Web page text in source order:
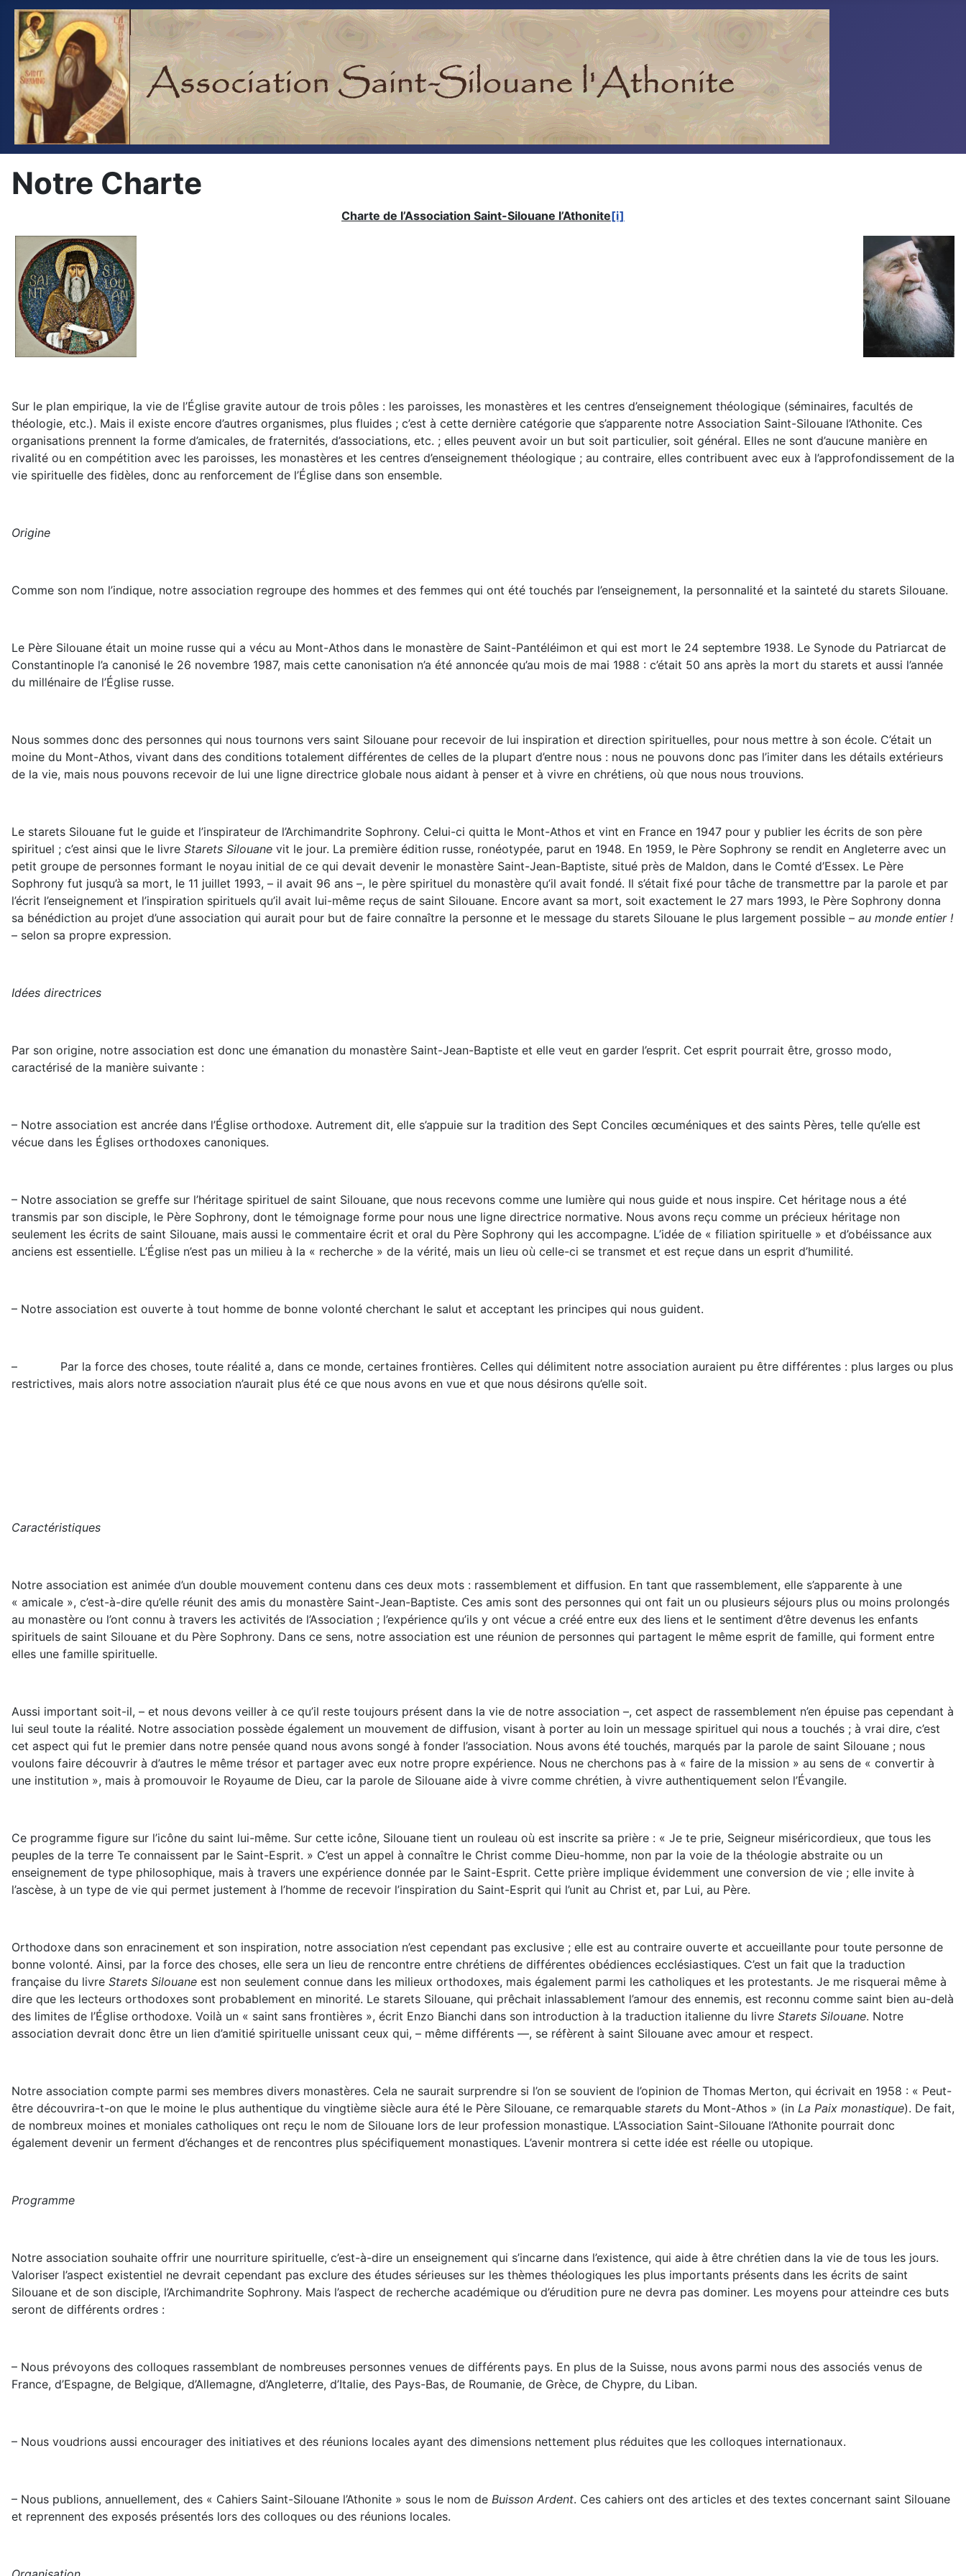
Notre Charte
Charte de l’Association Saint-Silouane l’Athonite[i]
Sur le plan empirique, la vie de l’Église gravite autour de trois pôles : les paroisses, les monastères et les centres d’enseignement théologique (séminaires, facultés de
théologie, etc.). Mais il existe encore d’autres organismes, plus fluides ; c’est à cette dernière catégorie que s’apparente notre Association Saint-Silouane l’Athonite. Ces
organisations prennent la forme d’amicales, de fraternités, d’associations, etc. ; elles peuvent avoir un but soit particulier, soit général. Elles ne sont d’aucune manière en
rivalité ou en compétition avec les paroisses, les monastères et les centres d’enseignement théologique ; au contraire, elles contribuent avec eux à l’approfondissement de la
vie spirituelle des fidèles, donc au renforcement de l’Église dans son ensemble.
Origine
Comme son nom l’indique, notre association regroupe des hommes et des femmes qui ont été touchés par l’enseignement, la personnalité et la sainteté du starets Silouane.
Le Père Silouane était un moine russe qui a vécu au Mont-Athos dans le monastère de Saint-Pantéléimon et qui est mort le 24 septembre 1938. Le Synode du Patriarcat de
Constantinople l’a canonisé le 26 novembre 1987, mais cette canonisation n’a été annoncée qu’au mois de mai 1988 : c’était 50 ans après la mort du starets et aussi l’année
du millénaire de l’Église russe.
Nous sommes donc des personnes qui nous tournons vers saint Silouane pour recevoir de lui inspiration et direction spirituelles, pour nous mettre à son école. C’était un
moine du Mont-Athos, vivant dans des conditions totalement différentes de celles de la plupart d’entre nous : nous ne pouvons donc pas l’imiter dans les détails extérieurs
de la vie, mais nous pouvons recevoir de lui une ligne directrice globale nous aidant à penser et à vivre en chrétiens, où que nous nous trouvions.
Le starets Silouane fut le guide et l’inspirateur de l’Archimandrite Sophrony. Celui-ci quitta le Mont-Athos et vint en France en 1947 pour y publier les écrits de son père
spirituel ; c’est ainsi que le livre Starets Silouane vit le jour. La première édition russe, ronéotypée, parut en 1948. En 1959, le Père Sophrony se rendit en Angleterre avec un
petit groupe de personnes formant le noyau initial de ce qui devait devenir le monastère Saint-Jean-Baptiste, situé près de Maldon, dans le Comté d’Essex. Le Père
Sophrony fut jusqu’à sa mort, le 11 juillet 1993, – il avait 96 ans –, le père spirituel du monastère qu’il avait fondé. Il s’était fixé pour tâche de transmettre par la parole et par
l’écrit l’enseignement et l’inspiration spirituels qu’il avait lui-même reçus de saint Silouane. Encore avant sa mort, soit exactement le 27 mars 1993, le Père Sophrony donna
sa bénédiction au projet d’une association qui aurait pour but de faire connaître la personne et le message du starets Silouane le plus largement possible – au monde entier !
– selon sa propre expression.
Idées directrices
Par son origine, notre association est donc une émanation du monastère Saint-Jean-Baptiste et elle veut en garder l’esprit. Cet esprit pourrait être, grosso modo,
caractérisé de la manière suivante :
– Notre association est ancrée dans l’Église orthodoxe. Autrement dit, elle s’appuie sur la tradition des Sept Conciles œcuméniques et des saints Pères, telle qu’elle est
vécue dans les Églises orthodoxes canoniques.
– Notre association se greffe sur l’héritage spirituel de saint Silouane, que nous recevons comme une lumière qui nous guide et nous inspire. Cet héritage nous a été
transmis par son disciple, le Père Sophrony, dont le témoignage forme pour nous une ligne directrice normative. Nous avons reçu comme un précieux héritage non
seulement les écrits de saint Silouane, mais aussi le commentaire écrit et oral du Père Sophrony qui les accompagne. L’idée de « filiation spirituelle » et d’obéissance aux
anciens est essentielle. L’Église n’est pas un milieu à la « recherche » de la vérité, mais un lieu où celle-ci se transmet et est reçue dans un esprit d’humilité.
– Notre association est ouverte à tout homme de bonne volonté cherchant le salut et acceptant les principes qui nous guident.
– Par la force des choses, toute réalité a, dans ce monde, certaines frontières. Celles qui délimitent notre association auraient pu être différentes : plus larges ou plus
restrictives, mais alors notre association n’aurait plus été ce que nous avons en vue et que nous désirons qu’elle soit.
Caractéristiques
Notre association est animée d’un double mouvement contenu dans ces deux mots : rassemblement et diffusion. En tant que rassemblement, elle s’apparente à une
« amicale », c’est-à-dire qu’elle réunit des amis du monastère Saint-Jean-Baptiste. Ces amis sont des personnes qui ont fait un ou plusieurs séjours plus ou moins prolongés
au monastère ou l’ont connu à travers les activités de l’Association ; l’expérience qu’ils y ont vécue a créé entre eux des liens et le sentiment d’être devenus les enfants
spirituels de saint Silouane et du Père Sophrony. Dans ce sens, notre association est une réunion de personnes qui partagent le même esprit de famille, qui forment entre
elles une famille spirituelle.
Aussi important soit-il, – et nous devons veiller à ce qu’il reste toujours présent dans la vie de notre association –, cet aspect de rassemblement n’en épuise pas cependant à
lui seul toute la réalité. Notre association possède également un mouvement de diffusion, visant à porter au loin un message spirituel qui nous a touchés ; à vrai dire, c’est
cet aspect qui fut le premier dans notre pensée quand nous avons songé à fonder l’association. Nous avons été touchés, marqués par la parole de saint Silouane ; nous
voulons faire découvrir à d’autres le même trésor et partager avec eux notre propre expérience. Nous ne cherchons pas à « faire de la mission » au sens de « convertir à
une institution », mais à promouvoir le Royaume de Dieu, car la parole de Silouane aide à vivre comme chrétien, à vivre authentiquement selon l’Évangile.
Ce programme figure sur l’icône du saint lui-même. Sur cette icône, Silouane tient un rouleau où est inscrite sa prière : « Je te prie, Seigneur miséricordieux, que tous les
peuples de la terre Te connaissent par le Saint-Esprit. » C’est un appel à connaître le Christ comme Dieu-homme, non par la voie de la théologie abstraite ou un
enseignement de type philosophique, mais à travers une expérience donnée par le Saint-Esprit. Cette prière implique évidemment une conversion de vie ; elle invite à
l’ascèse, à un type de vie qui permet justement à l’homme de recevoir l’inspiration du Saint-Esprit qui l’unit au Christ et, par Lui, au Père.
Orthodoxe dans son enracinement et son inspiration, notre association n’est cependant pas exclusive ; elle est au contraire ouverte et accueillante pour toute personne de
bonne volonté. Ainsi, par la force des choses, elle sera un lieu de rencontre entre chrétiens de différentes obédiences ecclésiastiques. C’est un fait que la traduction
française du livre Starets Silouane est non seulement connue dans les milieux orthodoxes, mais également parmi les catholiques et les protestants. Je me risquerai même à
dire que les lecteurs orthodoxes sont probablement en minorité. Le starets Silouane, qui prêchait inlassablement l’amour des ennemis, est reconnu comme saint bien au-delà
des limites de l’Église orthodoxe. Voilà un « saint sans frontières », écrit Enzo Bianchi dans son introduction à la traduction italienne du livre Starets Silouane. Notre
association devrait donc être un lien d’amitié spirituelle unissant ceux qui, – même différents —, se réfèrent à saint Silouane avec amour et respect.
Notre association compte parmi ses membres divers monastères. Cela ne saurait surprendre si l’on se souvient de l’opinion de Thomas Merton, qui écrivait en 1958 : « Peut-
être découvrira-t-on que le moine le plus authentique du vingtième siècle aura été le Père Silouane, ce remarquable starets du Mont-Athos » (in La Paix monastique). De fait,
de nombreux moines et moniales catholiques ont reçu le nom de Silouane lors de leur profession monastique. L’Association Saint-Silouane l’Athonite pourrait donc
également devenir un ferment d’échanges et de rencontres plus spécifiquement monastiques. L’avenir montrera si cette idée est réelle ou utopique.
Programme
Notre association souhaite offrir une nourriture spirituelle, c’est-à-dire un enseignement qui s’incarne dans l’existence, qui aide à être chrétien dans la vie de tous les jours.
Valoriser l’aspect existentiel ne devrait cependant pas exclure des études sérieuses sur les thèmes théologiques les plus importants présents dans les écrits de saint
Silouane et de son disciple, l’Archimandrite Sophrony. Mais l’aspect de recherche académique ou d’érudition pure ne devra pas dominer. Les moyens pour atteindre ces buts
seront de différents ordres :
– Nous prévoyons des colloques rassemblant de nombreuses personnes venues de différents pays. En plus de la Suisse, nous avons parmi nous des associés venus de
France, d’Espagne, de Belgique, d’Allemagne, d’Angleterre, d’Italie, des Pays-Bas, de Roumanie, de Grèce, de Chypre, du Liban.
– Nous voudrions aussi encourager des initiatives et des réunions locales ayant des dimensions nettement plus réduites que les colloques internationaux.
– Nous publions, annuellement, des « Cahiers Saint-Silouane l’Athonite » sous le nom de Buisson Ardent. Ces cahiers ont des articles et des textes concernant saint Silouane
et reprennent des exposés présentés lors des colloques ou des réunions locales.